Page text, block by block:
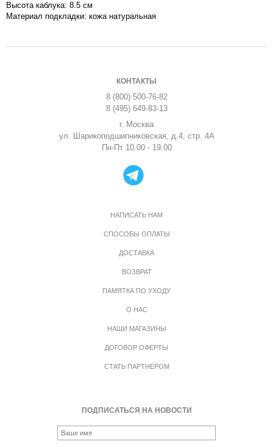
Высота каблука: 8.5 см
Материал подкладки: кожа натуральная
КОНТАКТЫ
8 (800) 500-76-82
8 (495) 649-83-13
г. Москва
ул. Шарикоподшипниковская, д.4, стр. 4А
Пн-Пт 10.00 - 19.00
НАПИСАТЬ НАМ
СПОСОБЫ ОПЛАТЫ
ДОСТАВКА
ВОЗВРАТ
ПАМЯТКА ПО УХОДУ
О НАС
НАШИ МАГАЗИНЫ
ДОГОВОР ОФЕРТЫ
СТАТЬ ПАРТНЕРОМ
ПОДПИСАТЬСЯ НА НОВОСТИ